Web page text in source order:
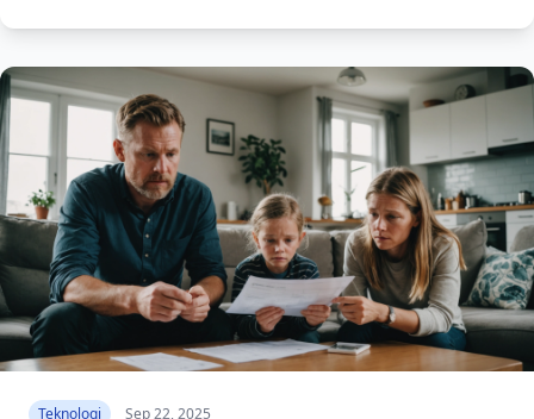
Teknologi Sep 22, 2025